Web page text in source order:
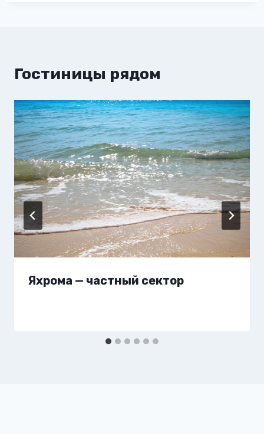
Гостиницы рядом
Яхрома — частный сектор